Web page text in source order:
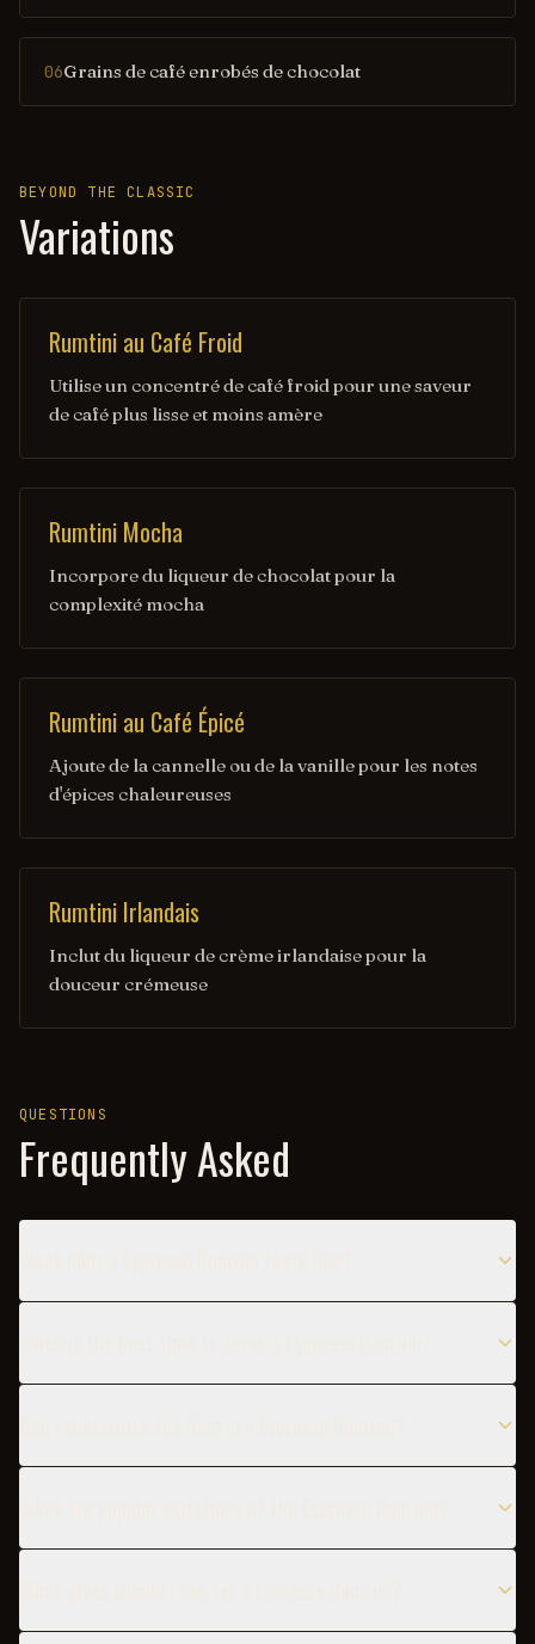
06Grains de café enrobés de chocolat
BEYOND THE CLASSIC
Variations
Rumtini au Café Froid
Utilise un concentré de café froid pour une saveur
de café plus lisse et moins amère
Rumtini Mocha
Incorpore du liqueur de chocolat pour la
complexité mocha
Rumtini au Café Épicé
Ajoute de la cannelle ou de la vanille pour les notes
d'épices chaleureuses
Rumtini Irlandais
Inclut du liqueur de crème irlandaise pour la
douceur crémeuse
QUESTIONS
Frequently Asked